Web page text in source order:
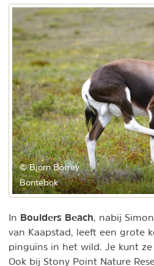
© Bjorn Borrey
Bontebok
In Boulders Beach , nabij
van Kaapstad, leeft een grote
pinguïns in het wild. Je kunt
Ook bij Stony Point Nature